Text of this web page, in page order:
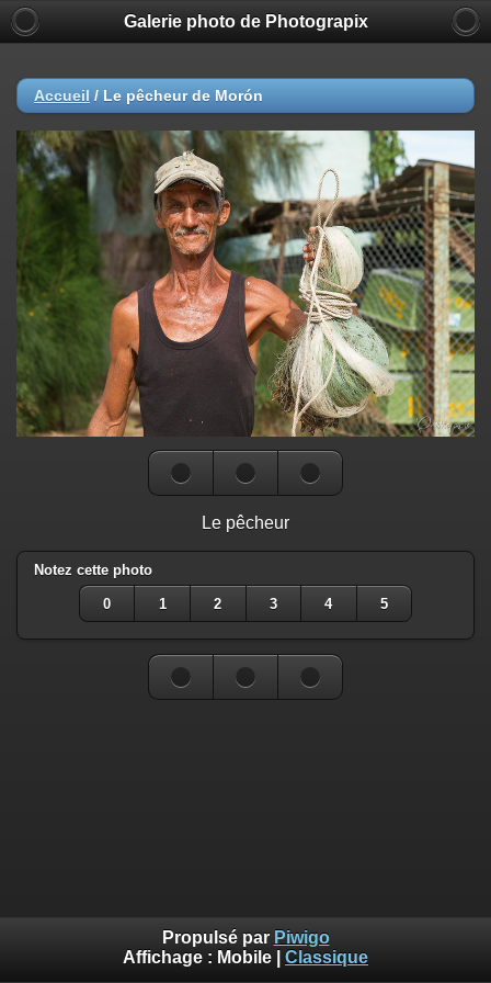
Galerie photo de Photograpix
Accueil / Le pêcheur de Morón
Le pêcheur
Notez cette photo
0 1 2 3 4 5
Propulsé par Piwigo
Affichage : Mobile Classique